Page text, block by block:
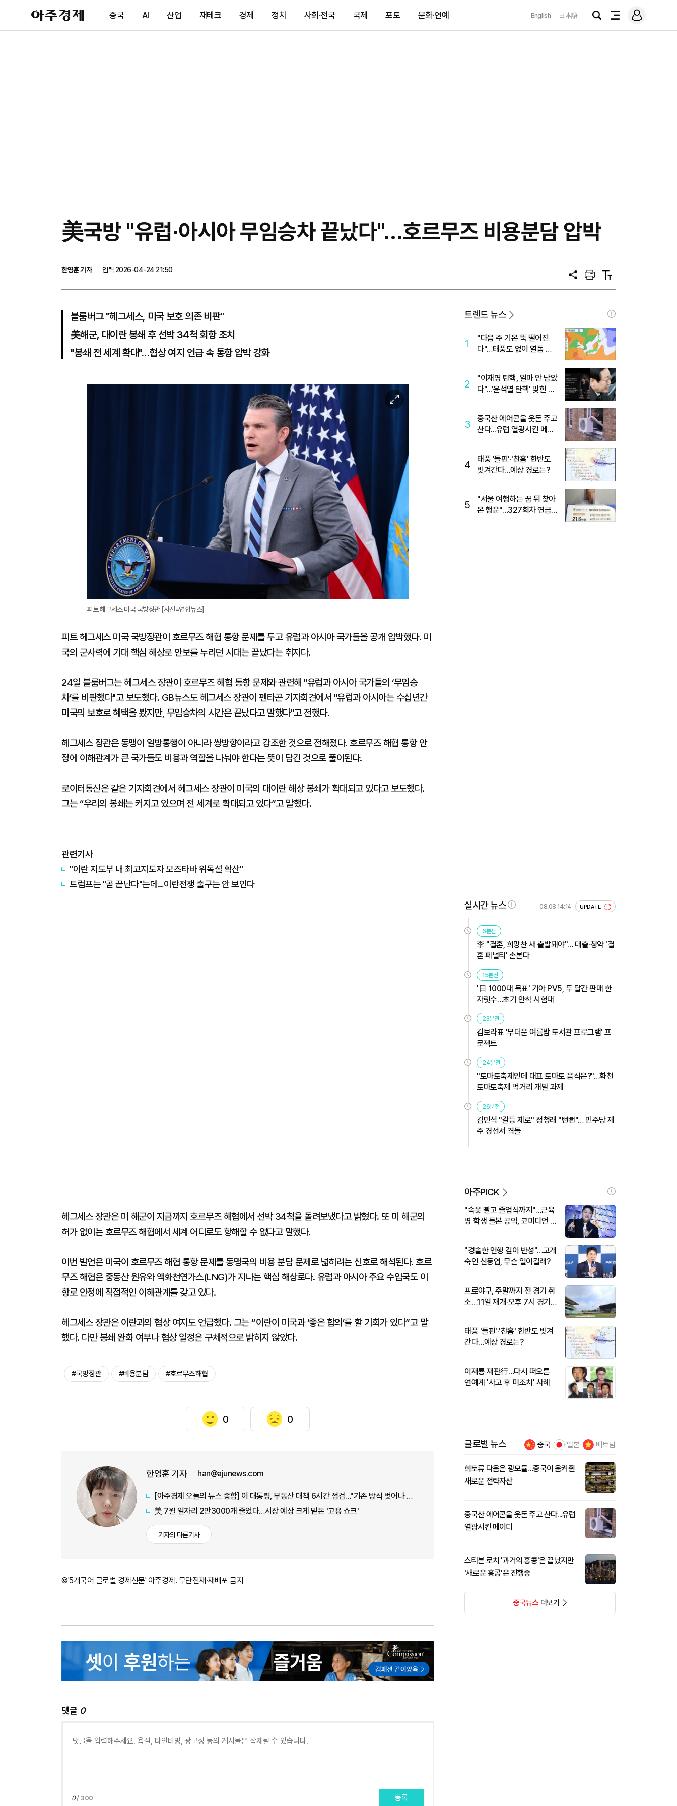
아
주
제
중국 AI 산업 재테크 경제 정치 사회·전국 국제 포토 문화·연예 English 日本語
검
전
메
그
美국방 "유럽·아시아 무임승차 끝났다"…호르무즈 비용분담 압박
한영훈 기자
입력 2026-04-24 21:50
공
프
트
텍
트
블룸버그 "헤그세스, 미국 보호 의존 비판"
美해군, 대이란 봉쇄 후 선박 34척 회항 조치
"봉쇄 전 세계 확대"…협상 여지 언급 속 통항 압박 강화
이
미
피트 헤그세스 미국 국방장관 [사진=연합뉴스]
피트 헤그세스 미국 국방장관이 호르무즈 해협 통항 문제를 두고 유럽과 아시아 국가들을 공개 압박했다. 미
국의 군사력에 기대 핵심 해상로 안보를 누리던 시대는 끝났다는 취지다.
24일 블룸버그는 헤그세스 장관이 호르무즈 해협 통항 문제와 관련해 "유럽과 아시아 국가들의 ‘무임승
차’를 비판했다"고 보도했다. GB뉴스도 헤그세스 장관이 펜타곤 기자회견에서 "유럽과 아시아는 수십년간
미국의 보호로 혜택을 봤지만, 무임승차의 시간은 끝났다고 말했다"고 전했다.
헤그세스 장관은 동맹이 일방통행이 아니라 쌍방향이라고 강조한 것으로 전해졌다. 호르무즈 해협 통항 안
정에 이해관계가 큰 국가들도 비용과 역할을 나눠야 한다는 뜻이 담긴 것으로 풀이된다.
로이터통신은 같은 기자회견에서 헤그세스 장관이 미국의 대이란 해상 봉쇄가 확대되고 있다고 보도했다.
그는 “우리의 봉쇄는 커지고 있으며 전 세계로 확대되고 있다”고 말했다.
관련기사
"이란 지도부 내 최고지도자 모즈타바 위독설 확산"
트럼프는 "곧 끝난다"는데…이란전쟁 출구는 안 보인다
헤그세스 장관은 미 해군이 지금까지 호르무즈 해협에서 선박 34척을 돌려보냈다고 밝혔다. 또 미 해군의
허가 없이는 호르무즈 해협에서 세계 어디로도 항해할 수 없다고 말했다.
이번 발언은 미국이 호르무즈 해협 통항 문제를 동맹국의 비용 분담 문제로 넓히려는 신호로 해석된다. 호르
무즈 해협은 중동산 원유와 액화천연가스(LNG)가 지나는 핵심 해상로다. 유럽과 아시아 주요 수입국도 이
항로 안정에 직접적인 이해관계를 갖고 있다.
헤그세스 장관은 이란과의 협상 여지도 언급했다. 그는 “이란이 미국과 ‘좋은 합의’를 할 기회가 있다”고 말
했다. 다만 봉쇄 완화 여부나 협상 일정은 구체적으로 밝히지 않았다.
#국방장관 #비용분담 #호르무즈해협
0 0
한영훈 기자 han@ajunews.com
[아주경제 오늘의 뉴스 종합] 이 대통령, 부동산 대책 6시간 점검…"기존 방식 벗어나 과감히 실행" 外
美 7월 일자리 2만3000개 줄었다…시장 예상 크게 밑돈 '고용 쇼크'
기자의 다른기사
©'5개국어 글로벌 경제신문' 아주경제. 무단전재·재배포 금지
댓글 0
0/ 300 등록
트렌드 뉴스
1
"다음 주 기온 뚝 떨어진
다"…태풍도 없이 열돔 박
2
"이재명 탄핵, 얼마 안 남았
다"...'윤석열 탄핵' 맞힌 무
3
중국산 에어콘을 웃돈 주고
산다...유럽 열광시킨 메이
4
태풍 '돌핀'·'찬홈' 한반도
빗겨간다…예상 경로는?
5
"서울 여행하는 꿈 뒤 찾아
온 행운"…327회차 연금
실시간 뉴스 08.08 14:14 UPDATE
6분전
李 "결혼, 희망찬 새 출발돼야"… 대출·청약 '결
혼 페널티' 손본다
15분전
'日 1000대 목표' 기아 PV5, 두 달간 판매 한
자릿수…초기 안착 시험대
23분전
김보라표 '무더운 여름밤 도서관 프로그램' 프
로젝트
24분전
"토마토축제인데 대표 토마토 음식은?"…화천
토마토축제 먹거리 개발 과제
26분전
김민석 "갈등 제로" 정청래 "뻔뻔"… 민주당 제
주 경선서 격돌
아주PICK
"속옷 빨고 졸업식까지"…근육
병 학생 돌본 공익, 코미디언 김
"경솔한 언행 깊이 반성"…고개
숙인 신동엽, 무슨 일이길래?
프로야구, 주말까지 전 경기 취
소…11일 재개·오후 7시 경기
태풍 '돌핀'·'찬홈' 한반도 빗겨
간다…예상 경로는?
이재룡 재판行…다시 떠오른
연예계 '사고 후 미조치' 사례
글로벌 뉴스 중국 일본 베트남
희토류 다음은 광모듈…중국이 움켜쥔
새로운 전략자산
중국산 에어콘을 웃돈 주고 산다...유럽
열광시킨 메이디
스티븐 로치 '과거의 홍콩'은 끝났지만
'새로운 홍콩'은 진행중
중국뉴스더보기